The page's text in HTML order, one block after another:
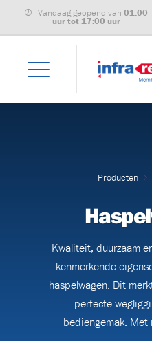
Vandaag geopend van 01:00
uur tot 17:00 uur
Producten
Kwaliteit, duurzaam
kenmerkende
haspelwagen. Dit
perfecte
bediengemak.